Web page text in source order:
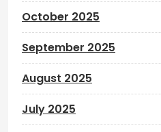
October 2025
September 2025
August 2025
July 2025